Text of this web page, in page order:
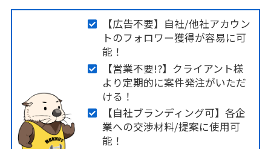
【広告不要】自社/他社アカウン
トのフォロワー獲得が容易に可
能！
【営業不要!?】クライアント様
より定期的に案件発注がいただ
ける！
【自社ブランディング可】各企
業への交渉材料/提案に使用可
能！